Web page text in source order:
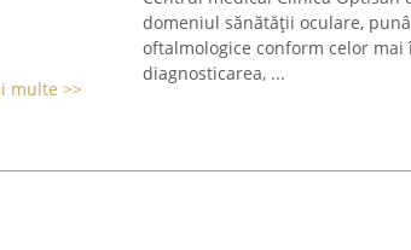
multe >>
domeniul sănătății oculare,
oftalmologice conform celor
diagnosticarea, ...